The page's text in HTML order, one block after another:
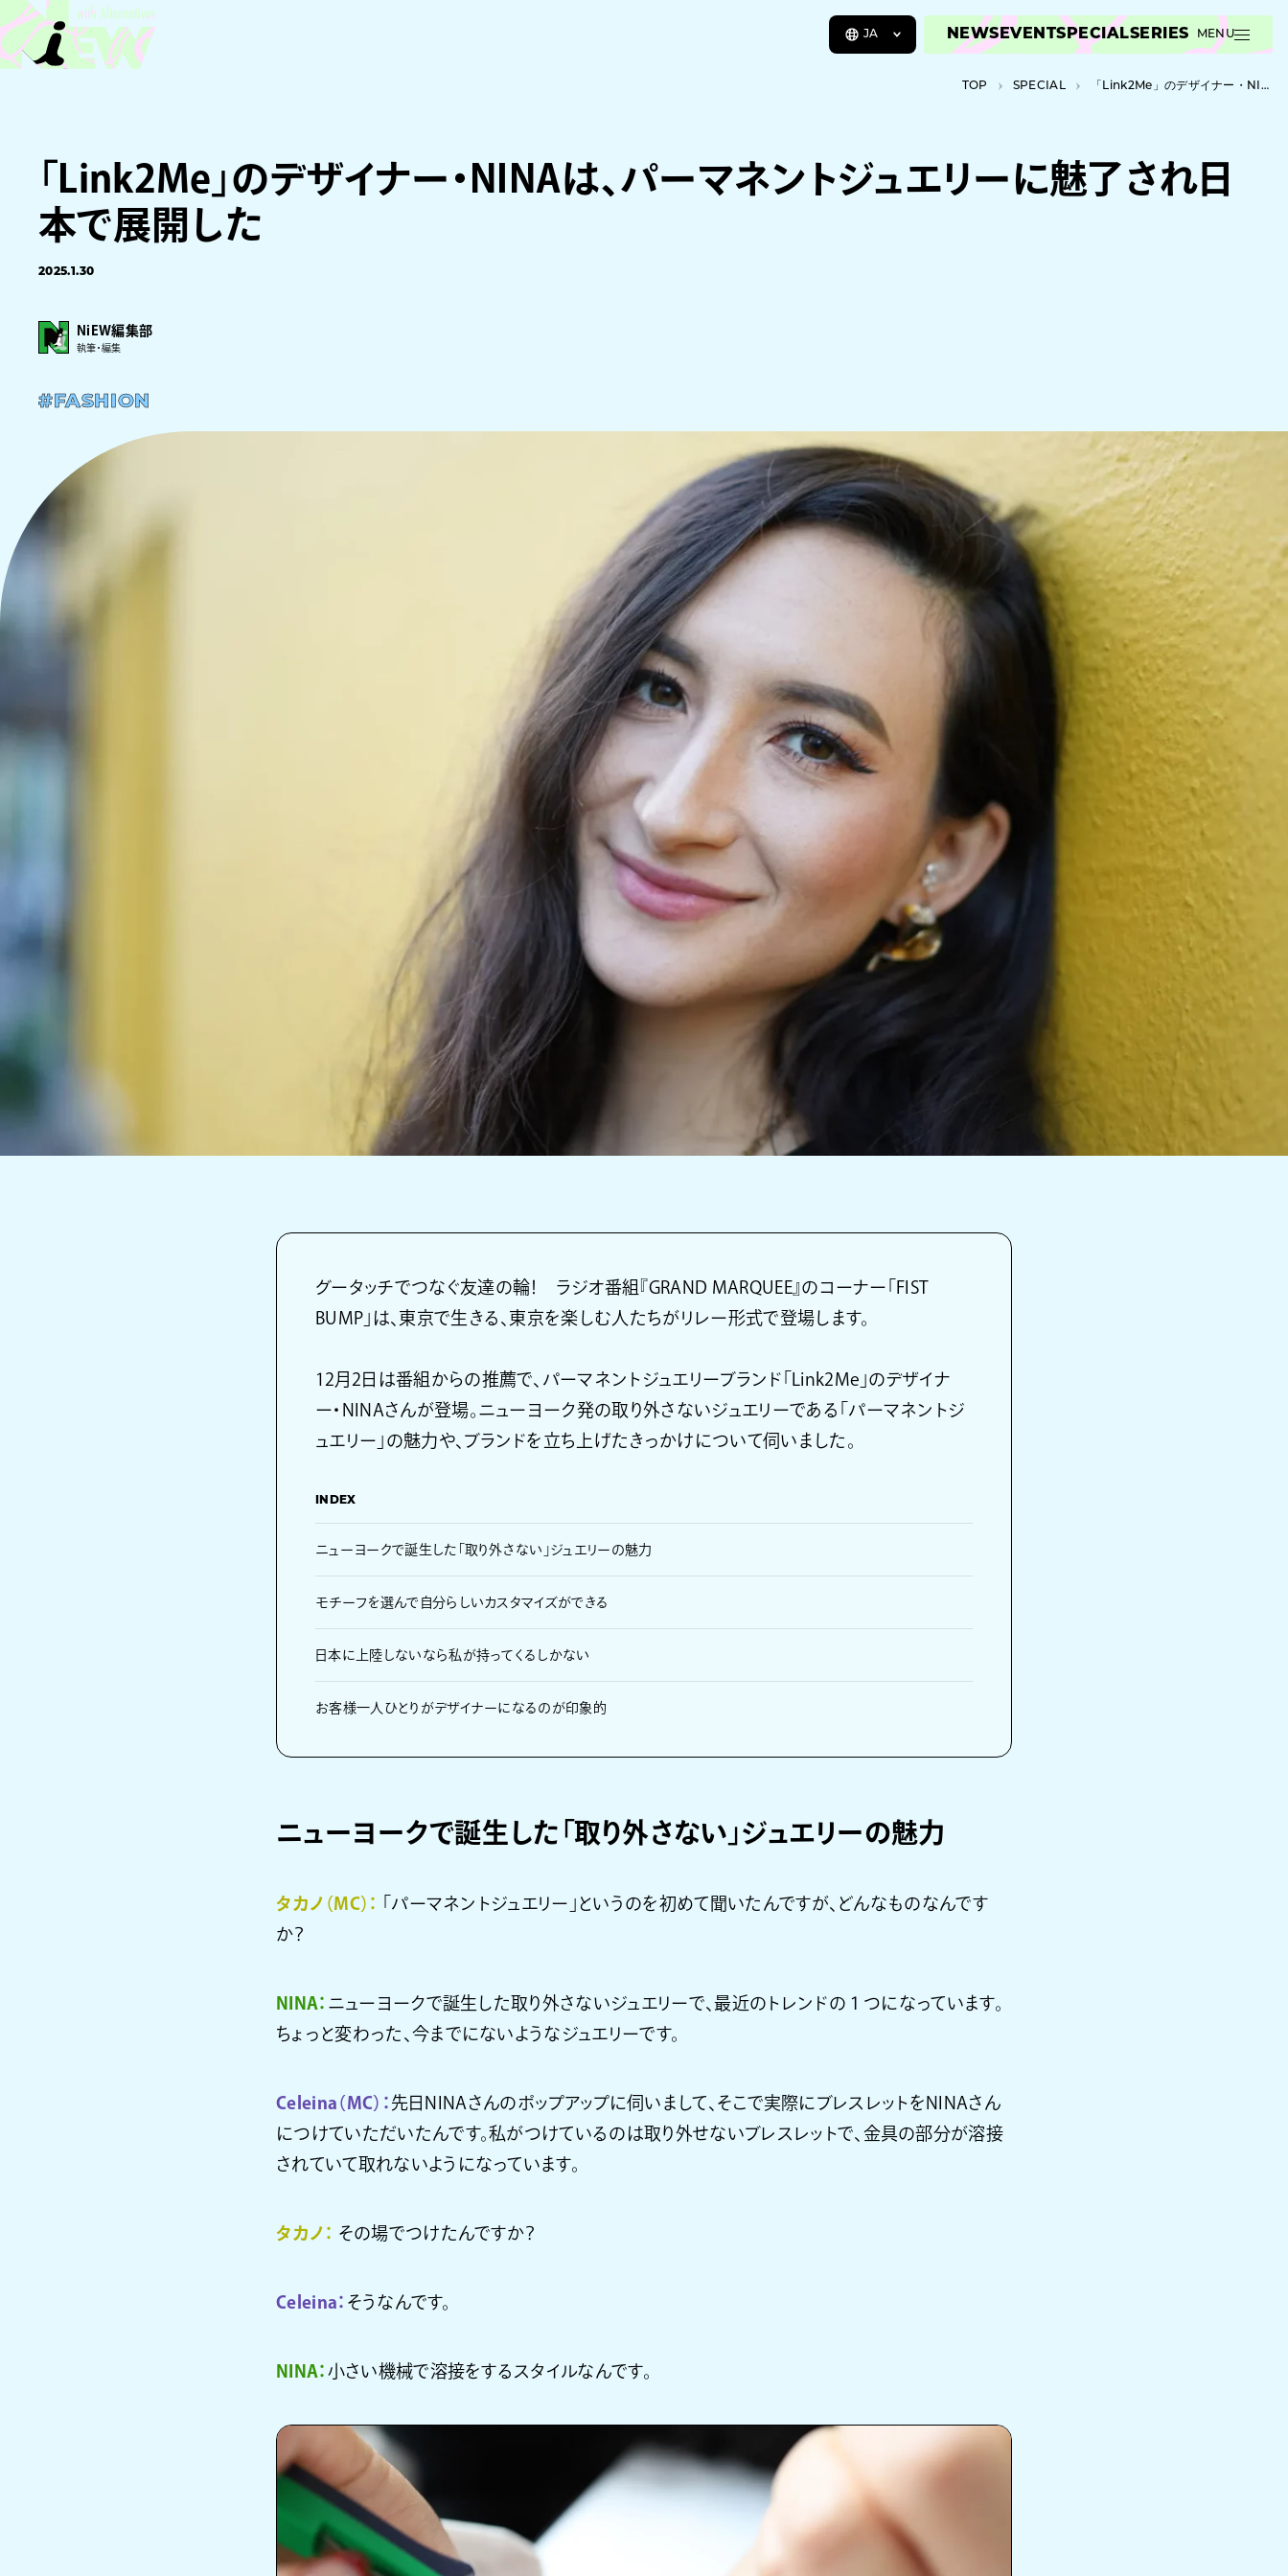
JA NEWS EVENTSPECIALSERIES MENU
TOP SPECIAL 「Link2Me」のデザイナー・NINAは、パーマネントジュエリーに魅了され日本で展開した
「Link2Me」のデザイナー・NINAは、パーマネントジュエリーに魅了され日
本で展開した
2025.1.30
NiEW編集部
執筆・編集
#FASHION
グータッチでつなぐ友達の輪！ ラジオ番組『GRAND MARQUEE』のコーナー「FIST
BUMP」は、東京で生きる、東京を楽しむ人たちがリレー形式で登場します。
12月2日は番組からの推薦で、パーマネントジュエリーブランド「Link2Me」のデザイナ
ー・NINAさんが登場。ニューヨーク発の取り外さないジュエリーである「パーマネントジ
ュエリー」の魅力や、ブランドを立ち上げたきっかけについて伺いました。
INDEX
ニューヨークで誕生した「取り外さない」ジュエリーの魅力
モチーフを選んで自分らしいカスタマイズができる
日本に上陸しないなら私が持ってくるしかない
お客様一人ひとりがデザイナーになるのが印象的
ニューヨークで誕生した「取り外さない」ジュエリーの魅力
タカノ（MC）：
「パーマネントジュエリー」というのを初めて聞いたんですが、どんなものなんです
か？
NINA： ニューヨークで誕生した取り外さないジュエリーで、最近のトレンドの１つになっています。
ちょっと変わった、今までにないようなジュエリーです。
Celeina（MC）： 先日NINAさんのポップアップに伺いまして、そこで実際にブレスレットをNINAさん
につけていただいたんです。私がつけているのは取り外せないブレスレットで、金具の部分が溶接
されていて取れないようになっています。
タカノ： その場でつけたんですか？
Celeina： そうなんです。
NINA： 小さい機械で溶接をするスタイルなんです。